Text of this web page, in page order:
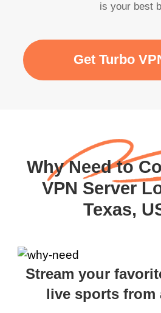
is your best
Get Turbo
Why Need to
VPN Server
Texas,
Stream your
live sports from